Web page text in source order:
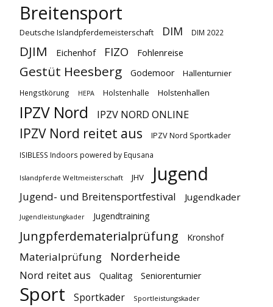
Breitensport
Deutsche Islandpferdemeisterschaft DIM DIM 2022
DJIM Eichenhof FIZO Fohlenreise
Gestüt Heesberg Godemoor Hallenturnier
Hengstkörung HEPA Holstenhalle Holstenhallen
IPZV Nord IPZV NORD ONLINE
IPZV Nord reitet aus IPZV Nord Sportkader
ISIBLESS Indoors powered by Equsana
Islandpferde Weltmeisterschaft JHV Jugend
Jugend- und Breitensportfestival Jugendkader
Jugendleistungkader Jugendtraining
Jungpferdematerialprüfung Kronshof
Materialprüfung Norderheide
Nord reitet aus Qualitag Seniorenturnier
Sport Sportkader Sportleistungskader